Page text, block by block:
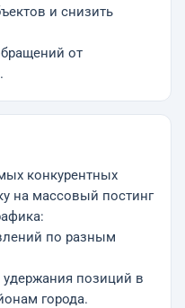
и снизить
от
конкурентных
на массовый постинг
по разным
позиций в
города.